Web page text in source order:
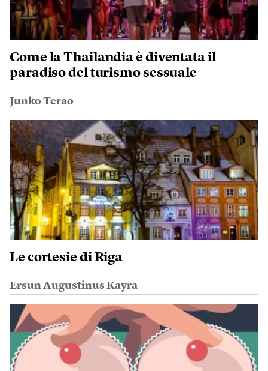
Come la Thailandia è diventata il
paradiso del turismo sessuale
Junko Terao
Le cortesie di Riga
Ersun Augustinus Kayra